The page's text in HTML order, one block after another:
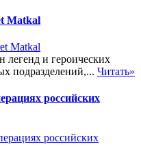
Matkal
и героических
подразделений,... Читать»
российских